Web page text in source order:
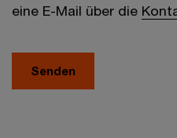
eine E-Mail über die
Senden